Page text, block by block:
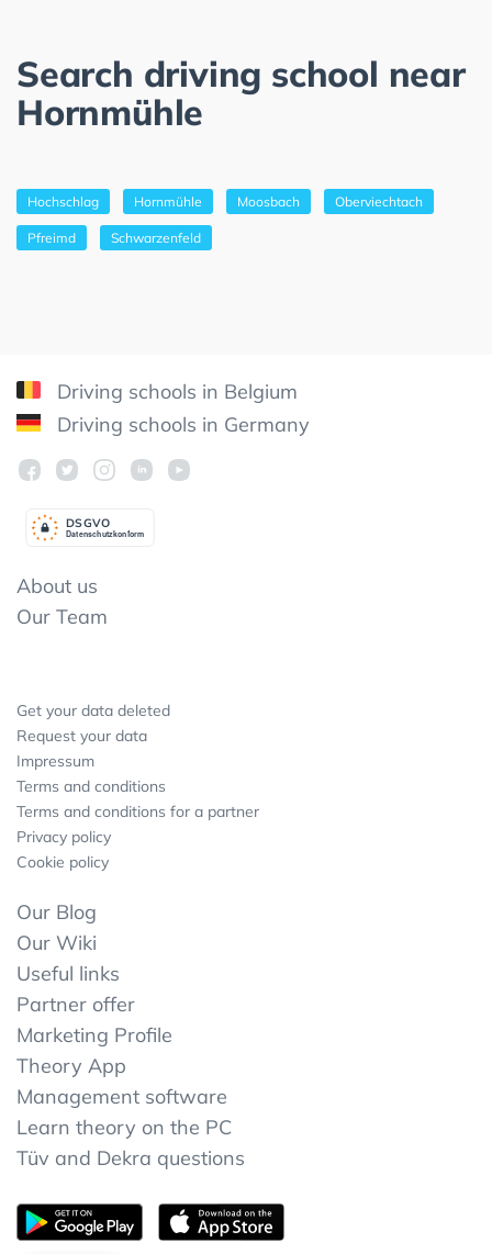
Search driving school near
Hornmühle
Hochschlag Hornmühle Moosbach Oberviechtach
Pfreimd Schwarzenfeld
Driving schools in Belgium
Driving schools in Germany
Datenschutzkonform
DSGVO
About us
Our Team
Get your data deleted
Request your data
Impressum
Terms and conditions
Terms and conditions for a partner
Privacy policy
Cookie policy
Our Blog
Our Wiki
Useful links
Partner offer
Marketing Profile
Theory App
Management software
Learn theory on the PC
Tüv and Dekra questions